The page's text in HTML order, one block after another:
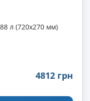
л (720х270 мм)
4812 грн